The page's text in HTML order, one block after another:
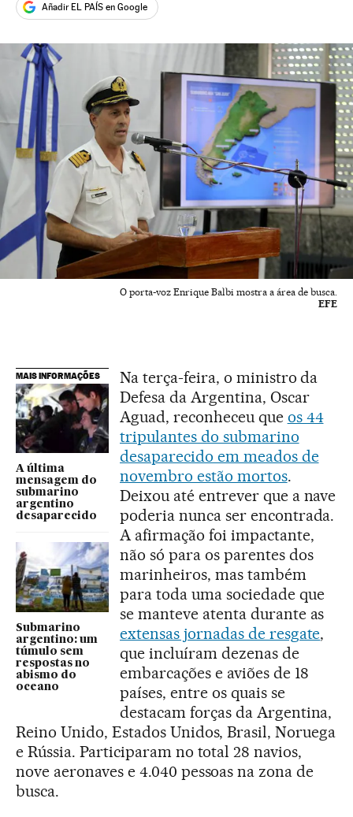
Añadir EL PAÍS en Google
O porta-voz Enrique Balbi mostra a área de busca.
EFE
MAIS INFORMAÇÕES
A última
mensagem do
submarino
argentino
desaparecido
Submarino
argentino: um
túmulo sem
respostas no
abismo do
oceano
Na terça-feira, o ministro da
Defesa da Argentina, Oscar
Aguad, reconheceu que os 44
tripulantes do submarino
desaparecido em meados de
novembro estão mortos.
Deixou até entrever que a nave
poderia nunca ser encontrada.
A afirmação foi impactante,
não só para os parentes dos
marinheiros, mas também
para toda uma sociedade que
se manteve atenta durante as
extensas jornadas de resgate,
que incluíram dezenas de
embarcações e aviões de 18
países, entre os quais se
destacam forças da Argentina,
Reino Unido, Estados Unidos, Brasil, Noruega
e Rússia. Participaram no total 28 navios,
nove aeronaves e 4.040 pessoas na zona de
busca.